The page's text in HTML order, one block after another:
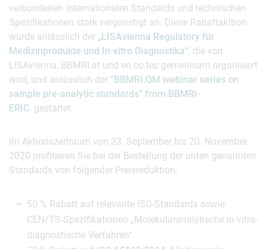
verbundenen internationalen Standards und technischen
Spezifikationen stark vergünstigt an. Diese Rabattakltion
wurde anlässlich der „LISAvienna Regulatory für
Medizinprodukte und In-vitro Diagnostika“, die von
LISAvienna, BBMRI.at und en.co.tec gemeinsam organisiert
wird, und anlässlich der “BBMRI.QM webinar series on
sample pre-analytic standards” from BBMRI-
ERIC. gestartet.
Im Aktionszeitraum von 23. September bis 20. November
2020 profitieren Sie bei der Bestellung der unten genannten
Standards von folgender Preisreduktion:
50 % Rabatt auf relevante ISO-Standards sowie
CEN/TS-Spezifikationen „Molekularanalytische in-vitro-
diagnostische Verfahren“